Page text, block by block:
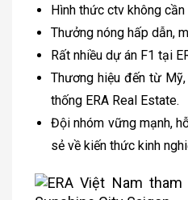
Hình thức ctv không
Thưởng nóng hấp dẫn,
Rất nhiều dự án F1 tại
Thương hiệu đến từ
thống ERA Real Estate.
Đội nhóm vững mạnh,
sẻ về kiến thức kinh